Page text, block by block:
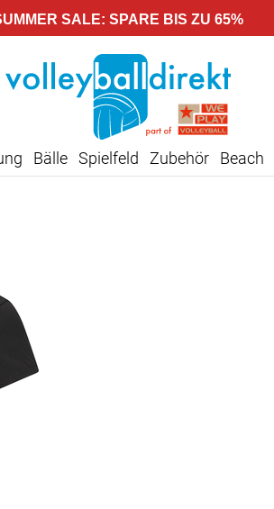
SALE: SPARE BIS ZU 65%
Bälle Spielfeld Zubehör Beach